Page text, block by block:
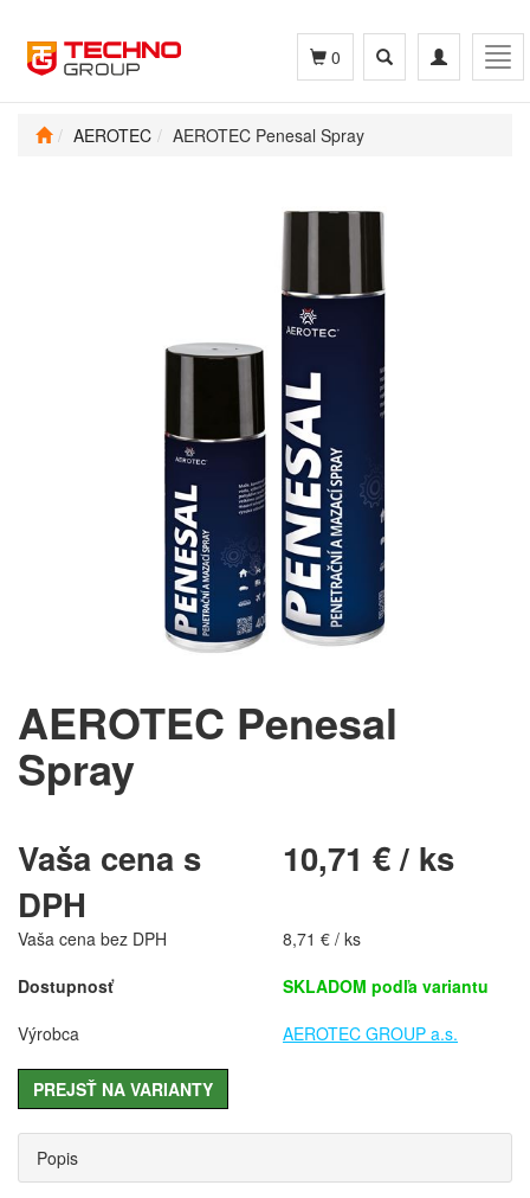
Toggle
navigation
Toggle
search
0
AEROTEC AEROTEC Penesal Spray
AEROTEC Penesal
Spray
Vaša cena s
DPH
10,71 € / ks
Vaša cena bez DPH
8,71 € / ks
Dostupnosť
SKLADOM podľa variantu
Výrobca
AEROTEC GROUP a.s.
PREJSŤ NA VARIANTY
Popis